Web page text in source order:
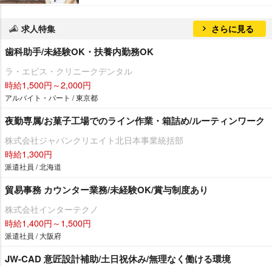
求人特集 さらに見る
歯科助手/未経験OK・扶養内勤務OK
ラ・エビス・クリニークデンタル
時給1,500円～2,000円
アルバイト・パート / 東京都
夜勤専属/お菓子工場でのライン作業・箱詰め/ルーティンワーク
株式会社ジャパンクリエイト北日本事業統括部
時給1,300円
派遣社員 / 北海道
貿易事務 カウンター業務/未経験OK/賞与制度あり
株式会社インターテクノ
時給1,400円～1,500円
派遣社員 / 大阪府
JW-CAD 意匠設計補助/土日祝休み/無理なく働ける環境